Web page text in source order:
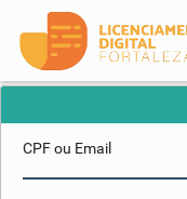
CPF ou Email